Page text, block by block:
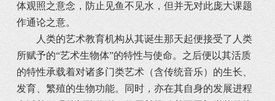
体观照之意念，防止见鱼不见水，但并无对此庞大课题
作通论之意。
人类的艺术教育机构从其诞生那天起便接受了人类
所赋予的“艺术生物体”的特性与使命。之后便以其活质
的特性承载着对诸多门类艺术（含传统音乐）的生长、
发育、繁殖的生物功能。同时，亦在其自身的发展进程